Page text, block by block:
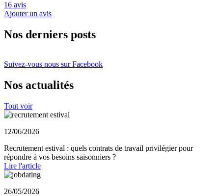
16 avis
Ajouter un avis
Nos derniers posts
Suivez-vous nous sur Facebook
Nos actualités
Tout voir
12/06/2026
Recrutement estival : quels contrats de travail privilégier pour
répondre à vos besoins saisonniers ?
Lire l'article
26/05/2026